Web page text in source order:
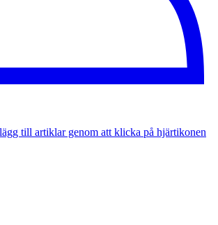
till artiklar genom att klicka på hjärtikonen